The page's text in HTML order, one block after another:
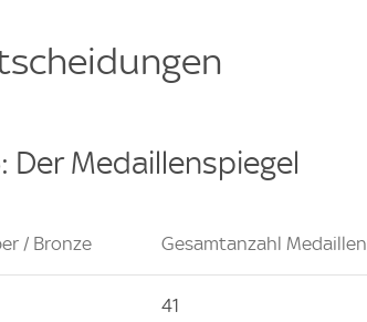
Der Medaillenspiegel
/ Bronze Gesamtanzahl Medaillen
41